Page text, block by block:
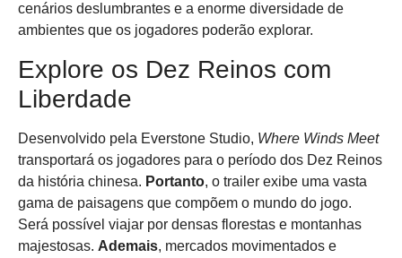
cenários deslumbrantes e a enorme diversidade de
ambientes que os jogadores poderão explorar.
Explore os Dez Reinos com
Liberdade
Desenvolvido pela Everstone Studio, Where Winds Meet
transportará os jogadores para o período dos Dez Reinos
da história chinesa. Portanto, o trailer exibe uma vasta
gama de paisagens que compõem o mundo do jogo.
Será possível viajar por densas florestas e montanhas
majestosas. Ademais, mercados movimentados e